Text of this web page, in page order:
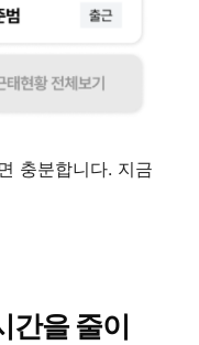
충분합니다. 지금
을 줄이